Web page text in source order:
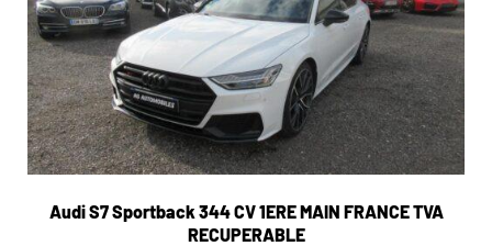
Audi S7 Sportback 344 CV 1ERE MAIN FRANCE TVA
RECUPERABLE